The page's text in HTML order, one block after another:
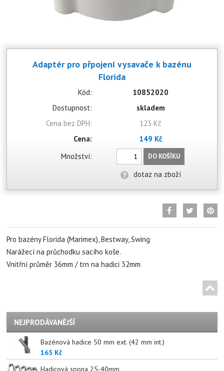
Adaptér pro přpojení vysavače k bazénu
Florida
Kód:
10852020
Dostupnost:
skladem
Cena bez DPH:
123 Kč
Cena:
149 Kč
Množství:
DO KOŠÍKU
dotaz na zboží
Pro bazény Florida (Marimex), Bestway, Swing
Narážecí na průchodku sacího koše.
Vnitřní průměr 36mm / trn na hadici 32mm
NEJPRODÁVANĚJŠÍ
Bazénová hadice 50 mm ext. (42 mm int.)
165 Kč
Hadicová spona 25-40mm